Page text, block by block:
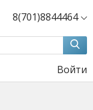
8(701)8844464
Войти